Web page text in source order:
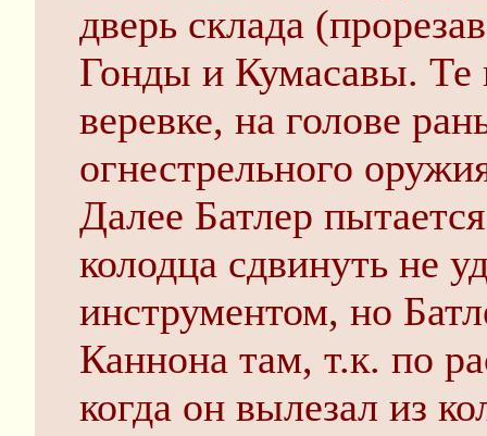
дверь склада
Гонды и Кумасавы. Те
веревке, на голове
огнестрельного
Далее Батлер
колодца сдвинуть не
инструментом, но
Каннона там, т.к. по
когда он вылезал из